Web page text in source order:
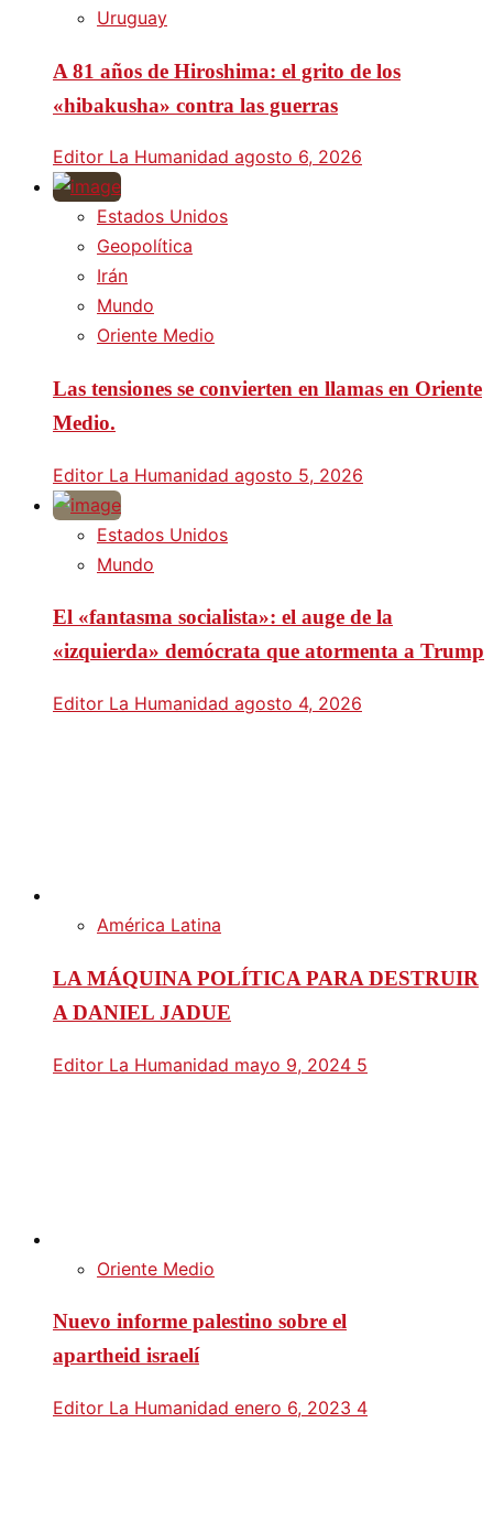
Uruguay
A 81 años de Hiroshima: el grito de los
«hibakusha» contra las guerras
Editor La Humanidad agosto 6, 2026
Estados Unidos
Geopolítica
Irán
Mundo
Oriente Medio
Las tensiones se convierten en llamas en Oriente
Medio.
Editor La Humanidad agosto 5, 2026
Estados Unidos
Mundo
El «fantasma socialista»: el auge de la
«izquierda» demócrata que atormenta a Trump
Editor La Humanidad agosto 4, 2026
América Latina
LA MÁQUINA POLÍTICA PARA DESTRUIR
A DANIEL JADUE
Editor La Humanidad mayo 9, 2024 5
Oriente Medio
Nuevo informe palestino sobre el
apartheid israelí
Editor La Humanidad enero 6, 2023 4